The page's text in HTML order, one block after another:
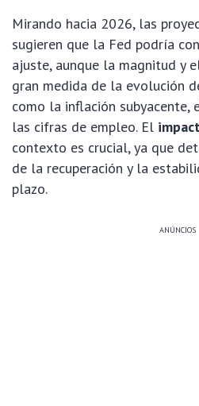
Mirando hacia 2026, las
sugieren que la Fed podría
ajuste, aunque la magnitud y
gran medida de la evolución
como la inflación subyacente,
las cifras de empleo. El
contexto es crucial, ya que
de la recuperación y la
plazo.
ANÚNCIOS